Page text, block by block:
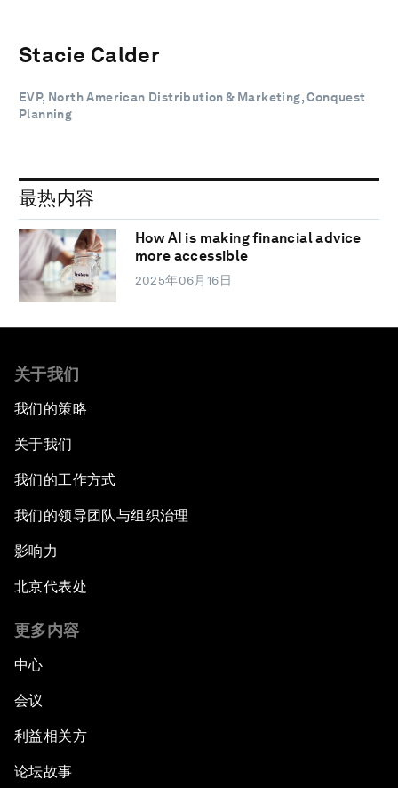
Stacie Calder
EVP, North American Distribution & Marketing, Conquest
Planning
最热内容
How AI is making financial advice
more accessible
2025年06月16日
关于我们
我们的策略
关于我们
我们的工作方式
我们的领导团队与组织治理
影响力
北京代表处
更多内容
中心
会议
利益相关方
论坛故事